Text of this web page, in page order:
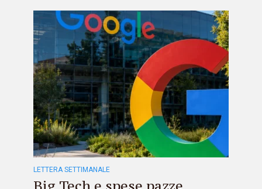
LETTERA SETTIMANALE
Big Tech e spese pazze